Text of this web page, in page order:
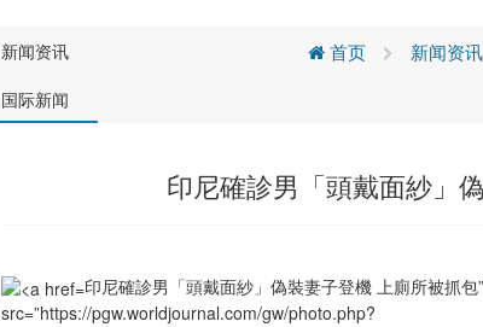
新闻资讯
国际新闻
首页 新闻资讯
印尼確診男「頭戴面紗」
印尼確診男「頭戴面紗」偽裝妻子登機 上廁所被抓包
src=”https://pgw.worldjournal.com/gw/photo.php?